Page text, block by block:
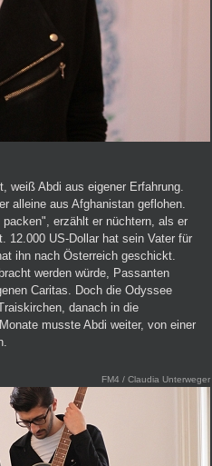
weiß Abdi aus eigener Erfahrung.
alleine aus Afghanistan geflohen.
erzählt er nüchtern, als er
12.000 US-Dollar hat sein Vater für
ihn nach Österreich geschickt.
werden würde, Passanten
Caritas. Doch die Odyssee
danach in die
musste Abdi weiter, von einer
FM4 / Claudia Unterweger